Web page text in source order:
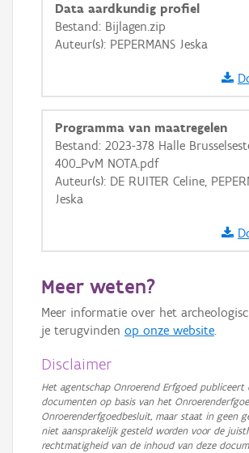
Basis Lagen
OSM-Basiskaart
GRB-Basiskaart
GRB-Basiskaart in grijswaarden
Data aardkundig profiel
Bestand: Bijlagen.zip
Auteur(s): PEPERMANS Jeska
Programma van maatregelen
Bestand: 2023-378 Halle
400_PvM NOTA.pdf
Auteur(s): DE RUITER Celine,
Jeska
Meer weten?
Meer informatie over het
je terugvinden op onze website.
Disclaimer
Het agentschap Onroerend Erfgoed publiceert
documenten op basis van het
Onroerenderfgoedbesluit, maar staat in geen
niet aansprakelijk gesteld worden voor de
rechtmatigheid van de inhoud van deze